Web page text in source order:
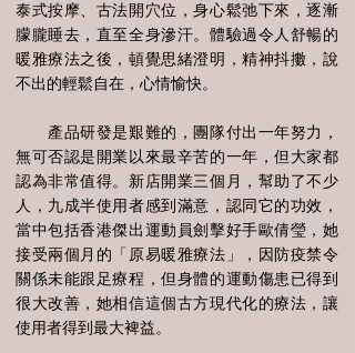
泰式按摩、古法開穴位，身心鬆弛下來，逐漸
朦朧睡去，直至全身滲汗。體驗過令人舒暢的
暖雅療法之後，頓覺思緒澄明，精神抖擻，說
不出的輕鬆自在，心情愉快。
產品研發是艱難的，團隊付出一年努力，
無可否認是開業以來最辛苦的一年，但大家都
認為非常值得。新店開業三個月，幫助了不少
人，九成半使用者感到滿意，認同它的功效，
當中包括香港傑出運動員劍擊好手歐倩瑩，她
接受兩個月的「原易暖雅療法」，因防疫禁令
關係未能跟足療程，但身體的運動傷患已得到
很大改善，她相信這個古方現代化的療法，讓
使用者得到最大裨益。